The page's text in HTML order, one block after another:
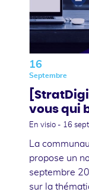
16
Septembre
vous qui
En visio - 16
La
propose un
septembre
sur la